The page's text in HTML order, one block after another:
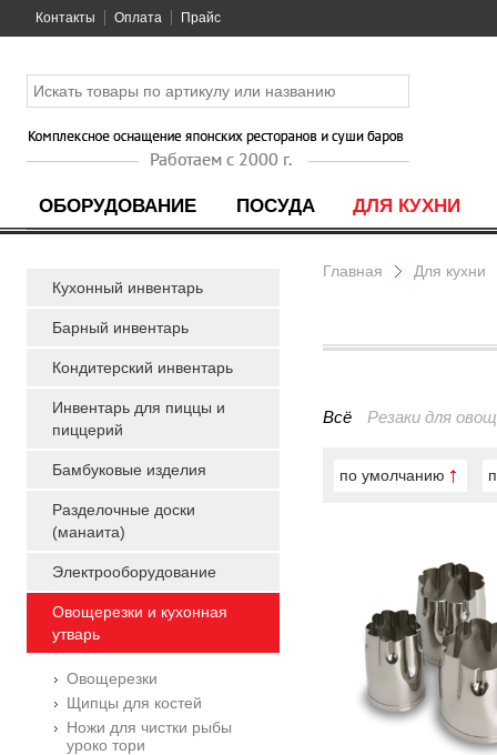
Контакты Оплата Прайс
ОБОРУДОВАНИЕ ПОСУДА ДЛЯ КУХНИ
Кухонный инвентарь
Барный инвентарь
Кондитерский инвентарь
Инвентарь для пиццы и
пиццерий
Бамбуковые изделия
Разделочные доски
(манаита)
Электрооборудование
Овощерезки и кухонная
утварь
Овощерезки
Щипцы для костей
Ножи для чистки рыбы
уроко тори
Главная Для кухни
Всё Резаки для
по умолчанию